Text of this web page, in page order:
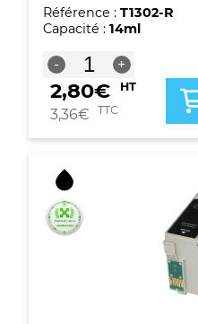
Référence : T1302-R
Capacité : 14ml
-
quantité
de
Cartouche
compatible
T1302
C13T13024012
-
(Série
cerf)
+
2,80€ HT
3,36€ TTC